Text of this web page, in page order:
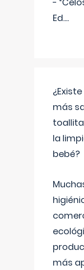
Ed....
más
la
bebé?
más